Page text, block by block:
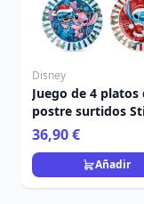
Disney
Juego de 4 platos
postre surtidos
Navidad - Egan
Home
36,90 €
Añadir